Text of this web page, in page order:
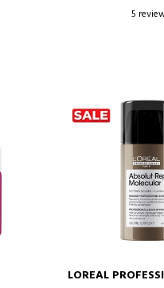
5
LOREAL